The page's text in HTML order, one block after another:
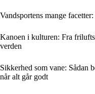
Vandsportens mange
Kanoen i kulturen: Fra
verden
Sikkerhed som vane: Sådan
når alt går godt